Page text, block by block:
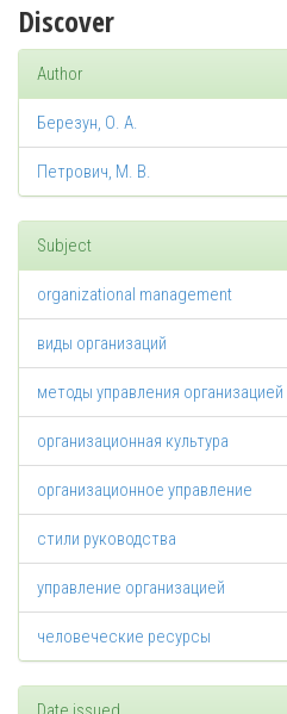
Discover
Author
Березун, О. А.
Петрович, М. В.
Subject
organizational management
виды организаций
методы управления организацией
организационная культура
организационное управление
стили руководства
управление организацией
человеческие ресурсы